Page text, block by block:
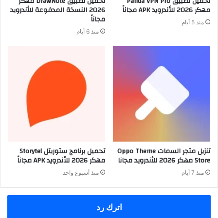
مهكر 2026 للأندرويد APK مجاناً
منذ 5 أيام
2026 النسخة المدفوعة للأندرويد
مجاناً
منذ 6 أيام
تنزيل متجر السمات Oppo Theme
Store مهكر 2026 للأندرويد مجانا
منذ 7 أيام
تحميل برنامج ستوريتل Storytel
مهكر 2026 للأندرويد APK مجاناً
منذ أسبوع واحد
اترك رد